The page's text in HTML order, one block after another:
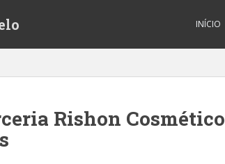
INÍCIO
Rishon